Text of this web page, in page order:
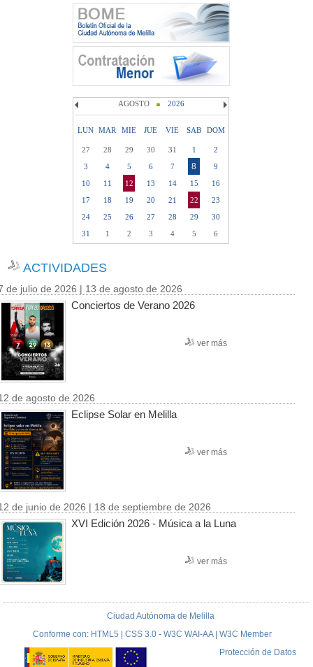
AGOSTO 2026
LUN MAR MIE JUE VIE SAB DOM
27 28 29 30 31 1
2
3
4 5 6 7 8
9
10
11 12 13 14 15
16
17
18 19 20 21 22
23
24
25 26 27 28 29
30
31
1 2 3 4 5 6
ACTIVIDADES
de julio de 2026 | 13 de agosto de 2026
Conciertos de Verano 2026
ver más
de agosto de 2026
Eclipse Solar en Melilla
ver más
de junio de 2026 | 18 de septiembre de 2026
XVI Edición 2026 - Música a la Luna
ver más
Ciudad Autónoma de Melilla
Conforme con: HTML5 | CSS 3.0 - W3C WAI-AA | W3C Member
Protección de Datos